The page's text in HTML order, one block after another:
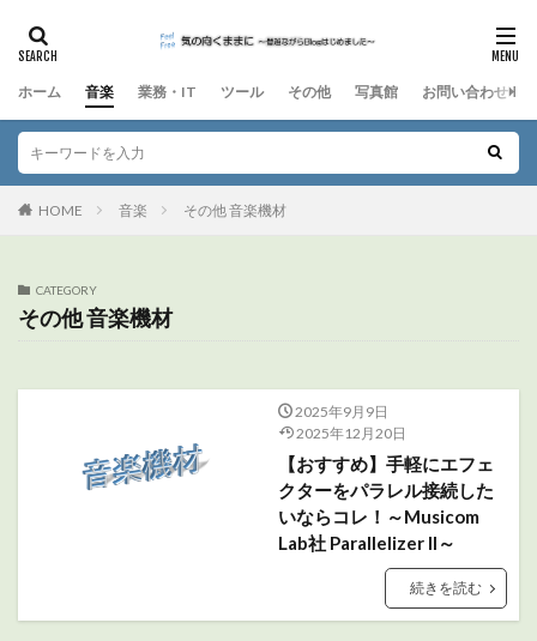
ホーム 音楽 業務・IT ツール その他 写真館 お問い合わせ
HOME 音楽 その他 音楽機材
CATEGORY
その他 音楽機材
2025年9月9日
2025年12月20日
【おすすめ】手軽にエフェ
クターをパラレル接続した
いならコレ！～Musicom
Lab社 Parallelizer II～
続きを読む